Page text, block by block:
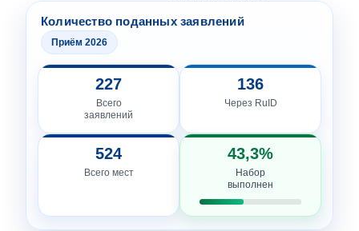
Количество поданных заявлений
Приём 2026
227
Всего
заявлений
136
Через RuID
524
Всего мест
43,3%
Набор
выполнен